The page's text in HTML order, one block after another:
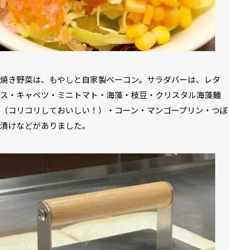
焼き野菜は、もやしと自家製ベーコン。サラダバーは、レタ
ス・キャベツ・ミニトマト・海藻・枝豆・クリスタル海藻麺
（コリコリしておいしい！）・コーン・マンゴープリン・つぼ
漬けなどがありました。